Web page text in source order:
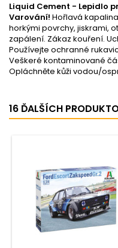
Liquid Cement - Lepidlo
Varování! Hořlavá
horkými povrchy, jiskrami,
zapálení. Zákaz kouření.
Používejte ochranné
Veškeré kontaminované
Opláchněte kůži vodou/
16 ĎALŠÍCH